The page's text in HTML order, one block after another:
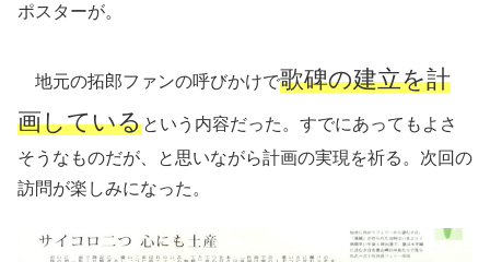
ポスターが。
地元の拓郎ファンの呼びかけで歌碑の建立を計
画しているという内容だった。すでにあってもよさ
そうなものだが、と思いながら計画の実現を祈る。次回の
訪問が楽しみになった。